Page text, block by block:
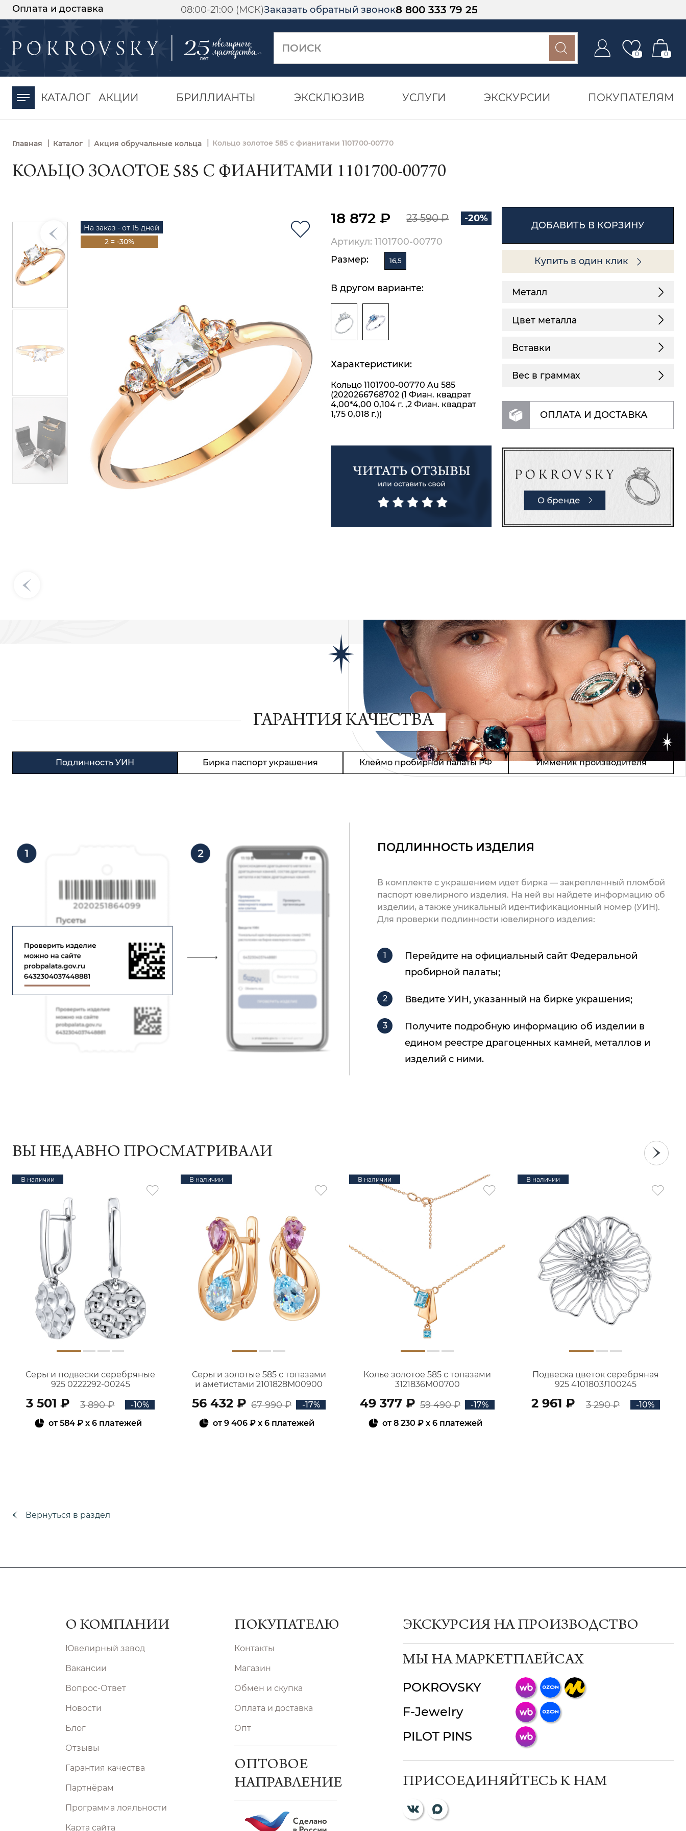
Оплата и доставка 08:00-21:00 (МСК)Заказать обратный звонок8 800 333 79 25
0 0
КАТАЛОГ АКЦИИ БРИЛЛИАНТЫ ЭКСКЛЮЗИВ УСЛУГИ ЭКСКУРСИИ ПОКУПАТЕЛЯМ
Главная | Каталог | Акция обручальные кольца Кольцо золотое 585 с фианитами 1101700-00770
КОЛЬЦО ЗОЛОТОЕ 585 С ФИАНИТАМИ 1101700-00770
На заказ - от 15 дней
2 = -30%
18 872 ₽ 23 590 ₽ -20%
Артикул: 1101700-00770
Размер:
16,5
В другом варианте:
Характеристики:
Кольцо 1101700-00770 Au 585
(2020266768702 (1 Фиан. квадрат
4,00*4,00 0,104 г. ,2 Фиан. квадрат
1,75 0,018 г.))
ДОБАВИТЬ В КОРЗИНУ
Купить в один клик
Металл
Цвет металла
Вставки
Вес в граммах
ОПЛАТА И ДОСТАВКА
ГАРАНТИЯ КАЧЕСТВА
Подлинность УИН Бирка паспорт украшения Клеймо пробирной палаты РФ Имменик производителя
ПОДЛИННОСТЬ ИЗДЕЛИЯ
В комплекте с украшением идет бирка — закрепленный пломбой
паспорт ювелирного изделия. На ней вы найдете информацию об
изделии, а также уникальный идентификационный номер (УИН).
Для проверки подлинности ювелирного изделия:
Перейдите на официальный сайт Федеральной
пробирной палаты;
Введите УИН, указанный на бирке украшения;
Получите подробную информацию об изделии в
едином реестре драгоценных камней, металлов и
изделий с ними.
ВЫ НЕДАВНО ПРОСМАТРИВАЛИ
В наличии
Серьги подвески серебряные
925 0222292-00245
3 501 ₽ 3 890 ₽
-10%
от584 ₽ x 6 платежей
В наличии
Серьги золотые 585 с топазами
и аметистами 2101828М00900
56 432 ₽ 67 990 ₽
-17%
от9 406 ₽ x 6 платежей
В наличии
Колье золотое 585 с топазами
3121836М00700
49 377 ₽ 59 490 ₽
-17%
от8 230 ₽x 6 платежей
В наличии
Подвеска цветок серебряная
925 4101803Л00245
2 961 ₽ 3 290 ₽ -10%
Вернуться в раздел
О КОМПАНИИ
Ювелирный завод
Вакансии
Вопрос-Ответ
Новости
Блог
Отзывы
Гарантия качества
Партнёрам
Программа лояльности
Карта сайта
ПОКУПАТЕЛЮ
Контакты
Магазин
Обмен и скупка
Оплата и доставка
Опт
ОПТОВОЕ
НАПРАВЛЕНИЕ
ЭКСКУРСИЯ НА ПРОИЗВОДСТВО
МЫ НА МАРКЕТПЛЕЙСАХ
POKROVSKY
F-Jewelry
PILOT PINS
ПРИСОЕДИНЯЙТЕСЬ К НАМ
-30%
момента оплаты
ChatApp
мессенджер!